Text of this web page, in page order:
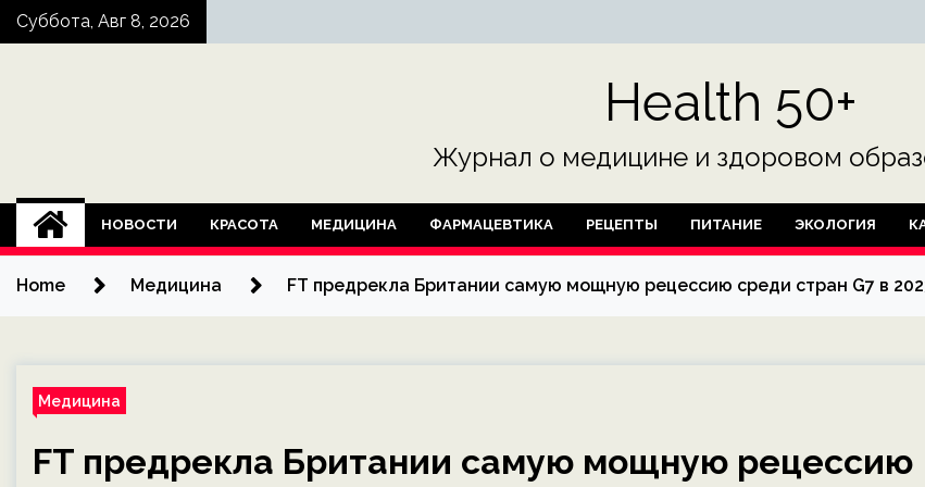
SkipСуббота, Авг 8, 2026
Health 50+
Журнал о медицине и здоровом
НОВОСТИ КРАСОТА МЕДИЦИНА ФАРМАЦЕВТИКА РЕЦЕПТЫ ПИТАНИЕ ЭКОЛОГИЯ
Home Медицина FT предрекла Британии самую мощную рецессию среди стран G7 в
Медицина
FT предрекла Британии самую мощную рецессию